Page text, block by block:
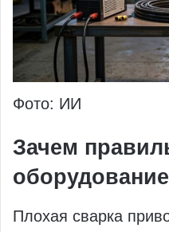
Фото: ИИ
Зачем
оборудование
Плохая сварка